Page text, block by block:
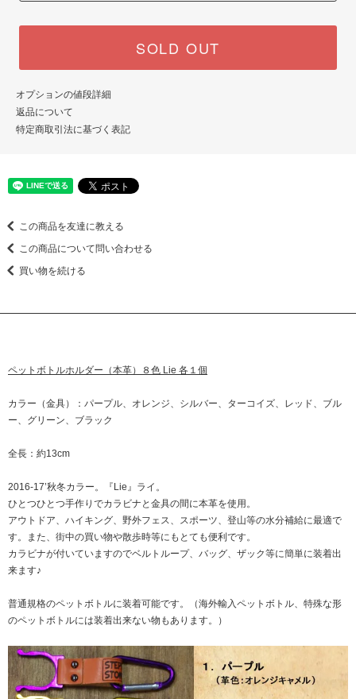
SOLD OUT
オプションの値段詳細
返品について
特定商取引法に基づく表記
この商品を友達に教える
この商品について問い合わせる
買い物を続ける
ペットボトルホルダー（本革）８色 Lie 各１個
カラー（金具）：パープル、オレンジ、シルバー、ターコイズ、レッド、ブル
ー、グリーン、ブラック
全長：約13cm
2016-17’秋冬カラー。『Lie』ライ。
ひとつひとつ手作りでカラビナと金具の間に本革を使用。
アウトドア、ハイキング、野外フェス、スポーツ、登山等の水分補給に最適で
す。また、街中の買い物や散歩時等にもとても便利です。
カラビナが付いていますのでベルトループ、バッグ、ザック等に簡単に装着出
来ます♪
普通規格のペットボトルに装着可能です。（海外輸入ペットボトル、特殊な形
のペットボトルには装着出来ない物もあります。）